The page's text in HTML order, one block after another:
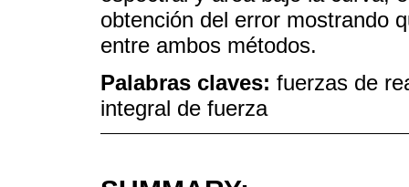
obtención del error mostrando
entre ambos métodos.
Palabras claves: fuerzas de
integral de fuerza